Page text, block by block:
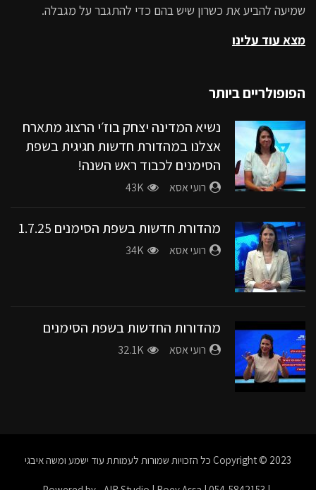
שמיעה להביע את כשרון שיש בהם כדי להתגבר על מגבלה.
מצא עוד עלינו
הפופולריים ביותר
נשיא המדינה יצחק בוז׳י הרצוג מתארח
אצלנו במהדורת חדשות חגיגית בשפת
הסימנים לכבוד ראש השנה!
רועי אסא 43K
מהדורת חדשות בשפת הסימנים 1.7.25
רועי אסא 34K
מהדורות החדשות בשפת הסימנים
רועי אסא 32.1K
Copyright © 2023 כל הזכויות שמורות לעמותת עוד ישמע ומשה איבגי